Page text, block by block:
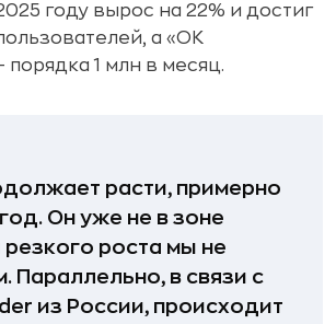
году вырос на 22% и достиг
а «ОК
1 млн в месяц.
расти, примерно
Он уже не в зоне
резкого роста мы не
Параллельно, в связи с
из России, происходит